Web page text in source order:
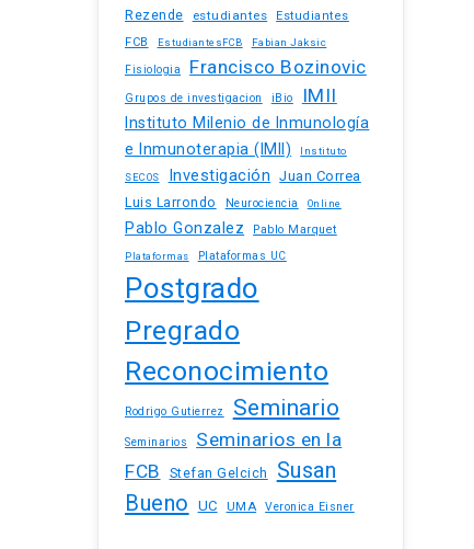
Rezende
estudiantes
Estudiantes
FCB
EstudiantesFCB Fabian Jaksic
Fisiologia Francisco Bozinovic
Grupos de investigacion iBio IMII
Instituto Milenio de Inmunología
e Inmunoterapia (IMII)
Instituto
SECOS Investigación
Juan Correa
Luis Larrondo
Neurociencia Online
Pablo Gonzalez Pablo Marquet
Plataformas Plataformas UC
Postgrado
Pregrado
Reconocimiento
Rodrigo Gutierrez Seminario
Seminarios
Seminarios en la
FCB
Stefan Gelcich
Susan
Bueno
UC UMA Veronica Eisner